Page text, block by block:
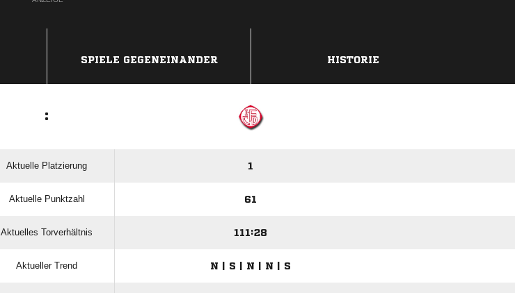
SPIELE GEGENEINANDER HISTORIE
:
Aktuelle Platzierung 1
Aktuelle Punktzahl 61
Aktuelles Torverhältnis 111:28
Aktueller Trend N | S | N | N | S